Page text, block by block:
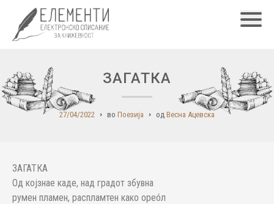
ЗАГАТКА
27/04/2022 во Поезија од Весна Ацевска
ЗАГАТКА
Од којзнае каде, над градот збувна
румен пламен, распламтен како ореóл